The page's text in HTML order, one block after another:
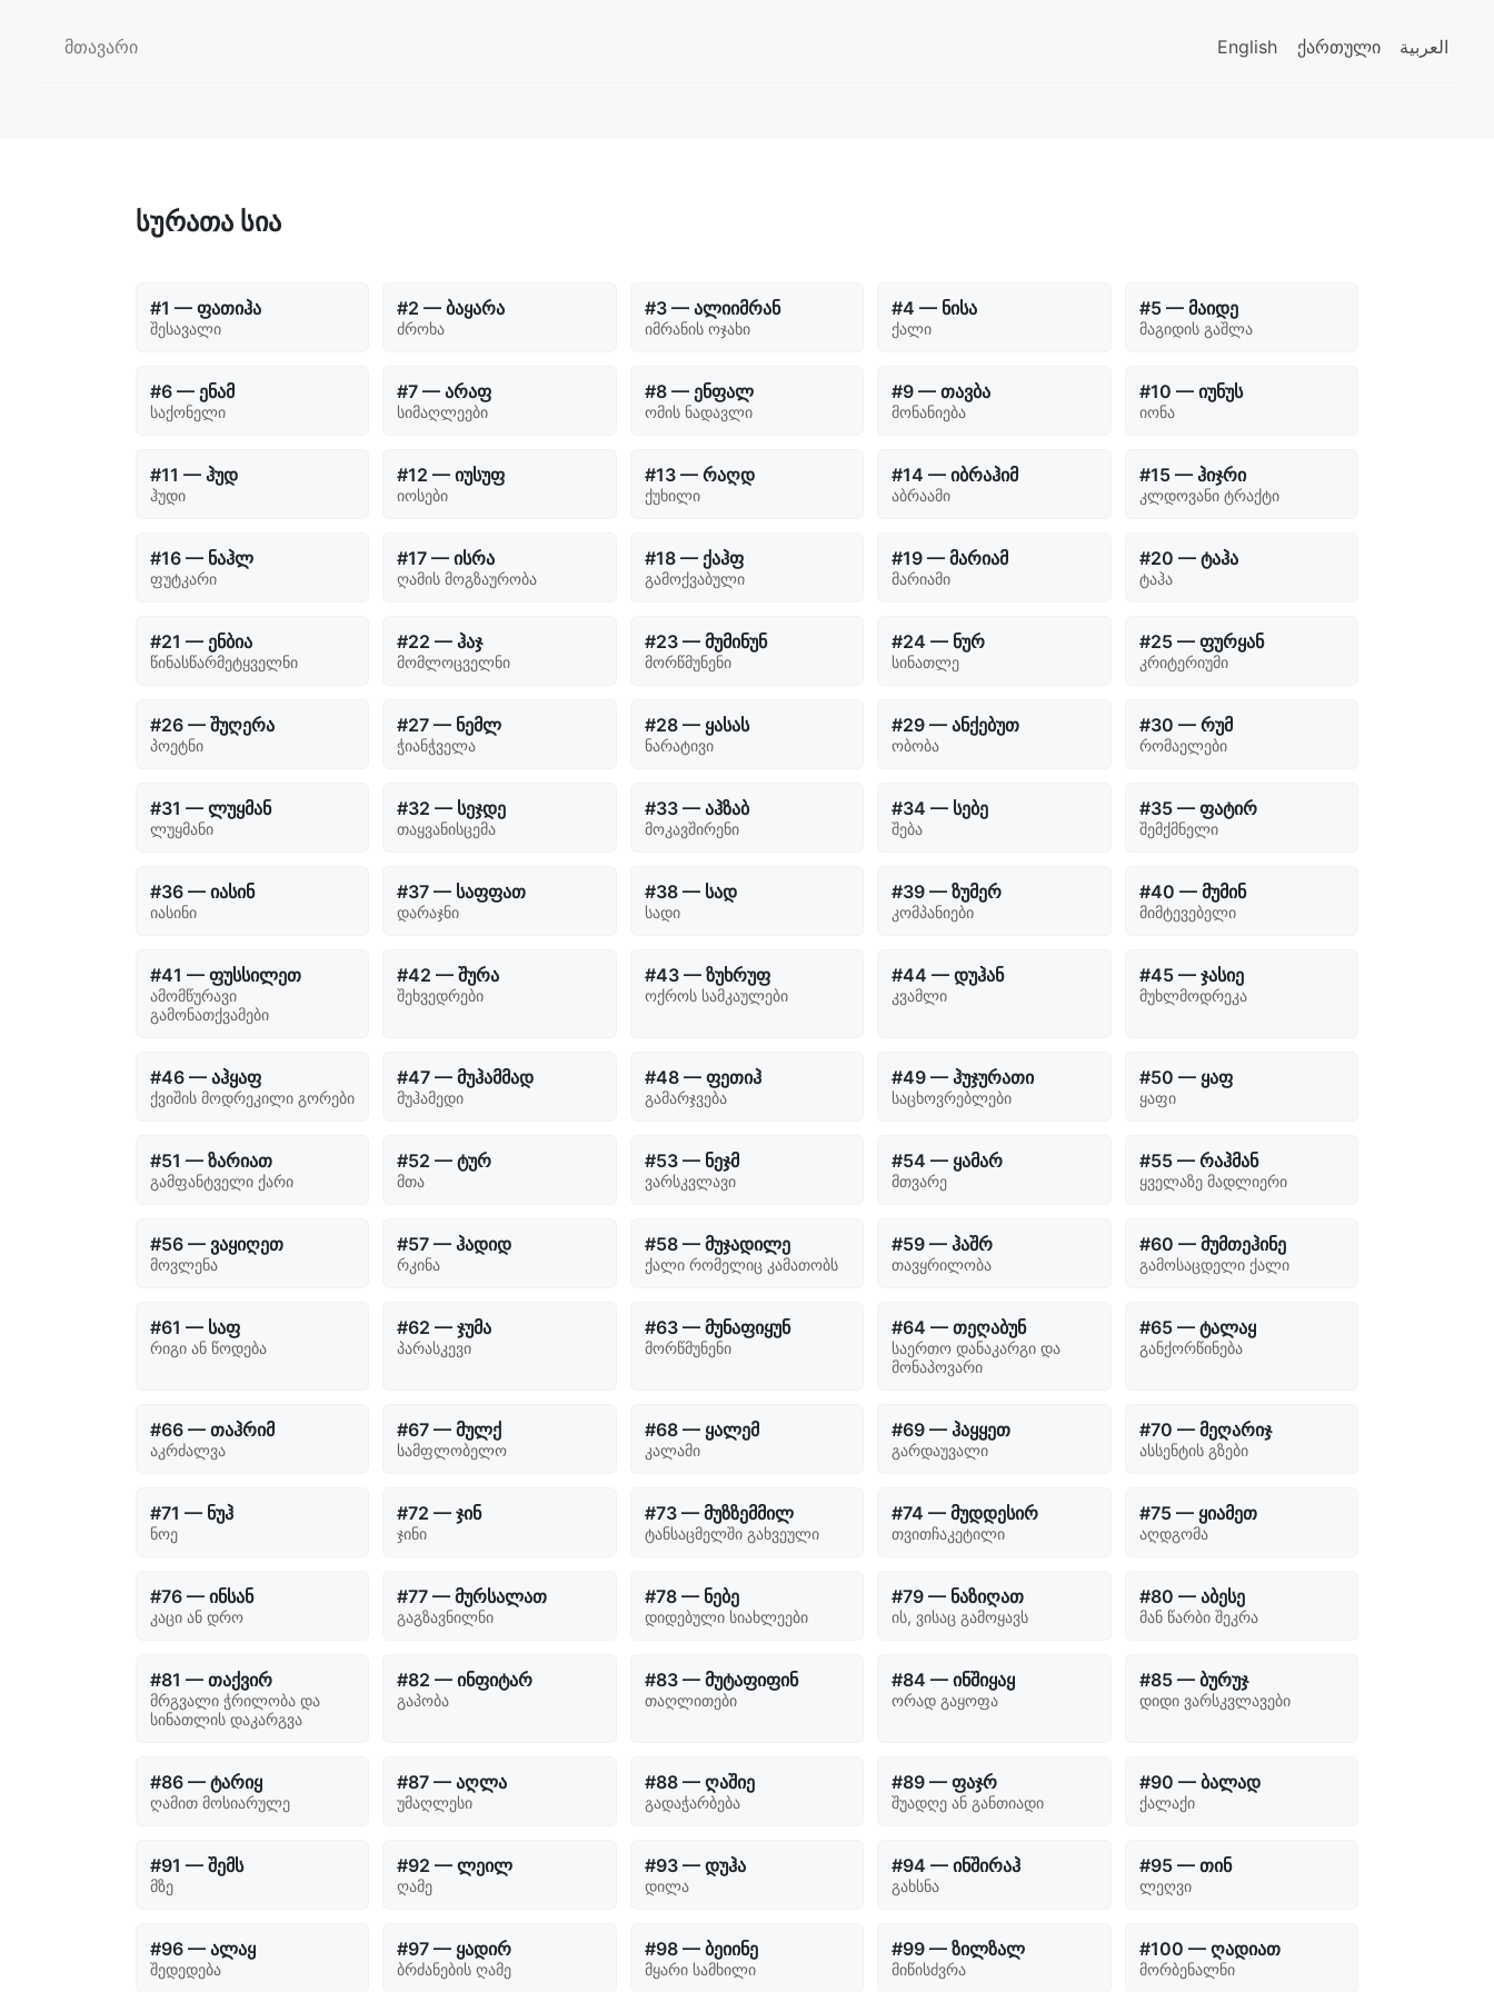
მთავარი English ქართული العربية
სურათა სია
#1 — ფათიჰა
შესავალი
#2 — ბაყარა
ძროხა
#3 — ალიიმრან
იმრანის ოჯახი
#4 — ნისა
ქალი
#5 — მაიდე
მაგიდის გაშლა
#6 — ენამ
საქონელი
#7 — არაფ
სიმაღლეები
#8 — ენფალ
ომის ნადავლი
#9 — თავბა
მონანიება
#10 — იუნუს
იონა
#11 — ჰუდ
ჰუდი
#12 — იუსუფ
იოსები
#13 — რაღდ
ქუხილი
#14 — იბრაჰიმ
აბრაამი
#15 — ჰიჯრი
კლდოვანი ტრაქტი
#16 — ნაჰლ
ფუტკარი
#17 — ისრა
ღამის მოგზაურობა
#18 — ქაჰფ
გამოქვაბული
#19 — მარიამ
მარიამი
#20 — ტაჰა
ტაჰა
#21 — ენბია
წინასწარმეტყველნი
#22 — ჰაჯ
მომლოცველნი
#23 — მუმინუნ
მორწმუნენი
#24 — ნურ
სინათლე
#25 — ფურყან
კრიტერიუმი
#26 — შუღერა
პოეტნი
#27 — ნემლ
ჭიანჭველა
#28 — ყასას
ნარატივი
#29 — ანქებუთ
ობობა
#30 — რუმ
რომაელები
#31 — ლუყმან
ლუყმანი
#32 — სეჯდე
თაყვანისცემა
#33 — აჰზაბ
მოკავშირენი
#34 — სებე
შება
#35 — ფატირ
შემქმნელი
#36 — იასინ
იასინი
#37 — საფფათ
დარაჯნი
#38 — სად
სადი
#39 — ზუმერ
კომპანიები
#40 — მუმინ
მიმტევებელი
#41 — ფუსსილეთ
ამომწურავი
გამონათქვამები
#42 — შურა
შეხვედრები
#43 — ზუხრუფ
ოქროს სამკაულები
#44 — დუჰან
კვამლი
#45 — ჯასიე
მუხლმოდრეკა
#46 — აჰყაფ
ქვიშის მოდრეკილი გორები
#47 — მუჰამმად
მუჰამედი
#48 — ფეთიჰ
გამარჯვება
#49 — ჰუჯურათი
საცხოვრებლები
#50 — ყაფ
ყაფი
#51 — ზარიათ
გამფანტველი ქარი
#52 — ტურ
მთა
#53 — ნეჯმ
ვარსკვლავი
#54 — ყამარ
მთვარე
#55 — რაჰმან
ყველაზე მადლიერი
#56 — ვაყიღეთ
მოვლენა
#57 — ჰადიდ
რკინა
#58 — მუჯადილე
ქალი რომელიც კამათობს
#59 — ჰაშრ
თავყრილობა
#60 — მუმთეჰინე
გამოსაცდელი ქალი
#61 — საფ
რიგი ან წოდება
#62 — ჯუმა
პარასკევი
#63 — მუნაფიყუნ
მორწმუნენი
#64 — თეღაბუნ
საერთო დანაკარგი და
მონაპოვარი
#65 — ტალაყ
განქორწინება
#66 — თაჰრიმ
აკრძალვა
#67 — მულქ
სამფლობელო
#68 — ყალემ
კალამი
#69 — ჰაყყეთ
გარდაუვალი
#70 — მეღარიჯ
ასსენტის გზები
#71 — ნუჰ
ნოე
#72 — ჯინ
ჯინი
#73 — მუზზემმილ
ტანსაცმელში გახვეული
#74 — მუდდესირ
თვითჩაკეტილი
#75 — ყიამეთ
აღდგომა
#76 — ინსან
კაცი ან დრო
#77 — მურსალათ
გაგზავნილნი
#78 — ნებე
დიდებული სიახლეები
#79 — ნაზიღათ
ის, ვისაც გამოყავს
#80 — აბესე
მან წარბი შეკრა
#81 — თაქვირ
მრგვალი ჭრილობა და
სინათლის დაკარგვა
#82 — ინფიტარ
გაპობა
#83 — მუტაფიფინ
თაღლითები
#84 — ინშიყაყ
ორად გაყოფა
#85 — ბურუჯ
დიდი ვარსკვლავები
#86 — ტარიყ
ღამით მოსიარულე
#87 — აღლა
უმაღლესი
#88 — ღაშიე
გადაჭარბება
#89 — ფაჯრ
შუადღე ან განთიადი
#90 — ბალად
ქალაქი
#91 — შემს
მზე
#92 — ლეილ
ღამე
#93 — დუჰა
დილა
#94 — ინშირაჰ
გახსნა
#95 — თინ
ლეღვი
#96 — ალაყ
შედედება
#97 — ყადირ
ბრძანების ღამე
#98 — ბეიინე
მყარი სამხილი
#99 — ზილზალ
მიწისძვრა
#100 — ღადიათ
მორბენალნი